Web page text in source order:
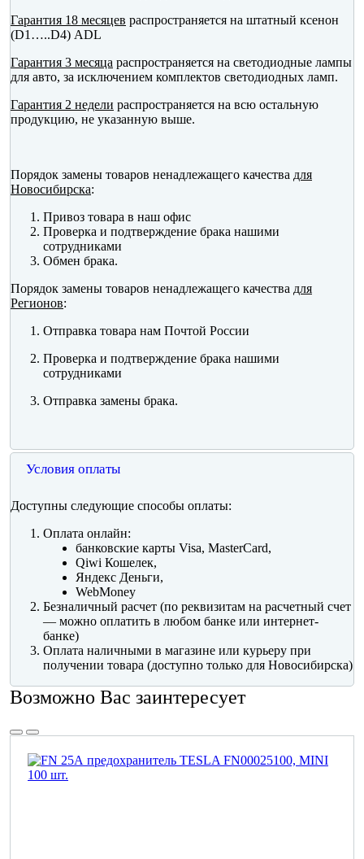
Гарантия 18 месяцев распространяется на штатный ксенон
(D1…..D4) ADL
Гарантия 3 месяца распространяется на светодиодные лампы
для авто, за исключением комплектов светодиодных ламп.
Гарантия 2 недели распространяется на всю остальную
продукцию, не указанную выше.
Порядок замены товаров ненадлежащего качества для
Новосибирска:
Привоз товара в наш офис
Проверка и подтверждение брака нашими
сотрудниками
Обмен брака.
Порядок замены товаров ненадлежащего качества для
Регионов:
Отправка товара нам Почтой России
Проверка и подтверждение брака нашими
сотрудниками
Отправка замены брака.
Условия оплаты
Доступны следующие способы оплаты:
Оплата онлайн:
банковские карты Visa, MasterCard,
Qiwi Кошелек,
Яндекс Деньги,
WebMoney
Безналичный расчет (по реквизитам на расчетный счет
— можно оплатить в любом банке или интернет-
банке)
Оплата наличными в магазине или курьеру при
получении товара (доступно только для Новосибирска)
Возможно Вас заинтересует